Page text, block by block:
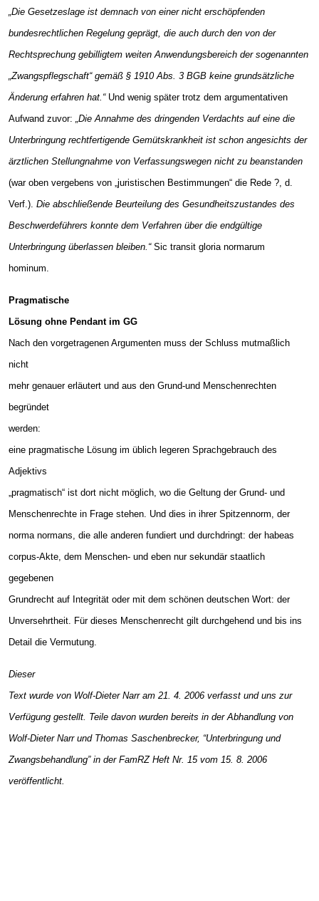
„Die Gesetzeslage ist demnach von einer nicht erschöpfenden
bundesrechtlichen Regelung geprägt, die auch durch den von der
Rechtsprechung gebilligtem weiten Anwendungsbereich der sogenannten
„Zwangspflegschaft“ gemäß § 1910 Abs. 3 BGB keine grundsätzliche
Änderung erfahren hat.“ Und wenig später trotz dem argumentativen
Aufwand zuvor: „Die Annahme des dringenden Verdachts auf eine die
Unterbringung rechtfertigende Gemütskrankheit ist schon angesichts der
ärztlichen Stellungnahme von Verfassungswegen nicht zu beanstanden
(war oben vergebens von „juristischen Bestimmungen“ die Rede ?, d.
Verf.). Die abschließende Beurteilung des Gesundheitszustandes des
Beschwerdeführers konnte dem Verfahren über die endgültige
Unterbringung überlassen bleiben.“ Sic transit gloria normarum
hominum.
Pragmatische
Lösung ohne Pendant im GG
Nach den vorgetragenen Argumenten muss der Schluss mutmaßlich
nicht
mehr genauer erläutert und aus den Grund-und Menschenrechten
begründet
werden:
eine pragmatische Lösung im üblich legeren Sprachgebrauch des
Adjektivs
„pragmatisch“ ist dort nicht möglich, wo die Geltung der Grund- und
Menschenrechte in Frage stehen. Und dies in ihrer Spitzennorm, der
norma normans, die alle anderen fundiert und durchdringt: der habeas
corpus-Akte, dem Menschen- und eben nur sekundär staatlich
gegebenen
Grundrecht auf Integrität oder mit dem schönen deutschen Wort: der
Unversehrtheit. Für dieses Menschenrecht gilt durchgehend und bis ins
Detail die Vermutung.
Dieser
Text wurde von Wolf-Dieter Narr am 21. 4. 2006 verfasst und uns zur
Verfügung gestellt. Teile davon wurden bereits in der Abhandlung von
Wolf-Dieter Narr und Thomas Saschenbrecker, “Unterbringung und
Zwangsbehandlung” in der FamRZ Heft Nr. 15 vom 15. 8. 2006
veröffentlicht.